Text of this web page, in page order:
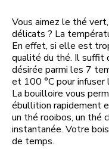
Vous aimez le thé
délicats ? La
En effet, si elle est
qualité du thé. Il suffit
désirée parmi les 7
et 100 °C pour
La bouilloire vous
ébullition rapidement
un thé rooibos, un thé
instantanée. Votre
de temps.